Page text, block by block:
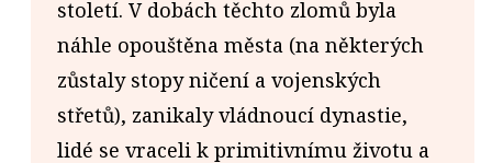
století. V dobách těchto zlomů byla
náhle opouštěna města (na některých
zůstaly stopy ničení a vojenských
střetů), zanikaly vládnoucí dynastie,
lidé se vraceli k primitivnímu životu a